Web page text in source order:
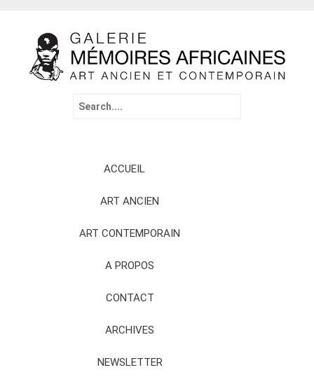
Search
ACCUEIL
ART ANCIEN
ART CONTEMPORAIN
A PROPOS
CONTACT
ARCHIVES
NEWSLETTER